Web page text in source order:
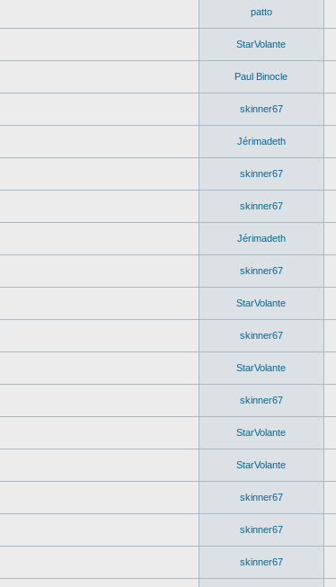
patto
StarVolante
Paul Binocle
skinner67
Jérimadeth
skinner67
skinner67
Jérimadeth
skinner67
StarVolante
skinner67
StarVolante
skinner67
StarVolante
StarVolante
skinner67
skinner67
skinner67